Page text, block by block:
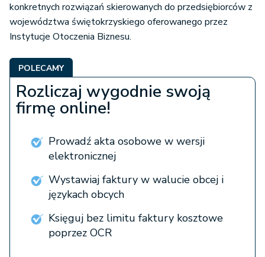
konkretnych rozwiązań skierowanych do przedsiębiorców z
województwa świętokrzyskiego oferowanego przez
Instytucje Otoczenia Biznesu.
POLECAMY
Rozliczaj wygodnie swoją
firmę online!
Prowadź akta osobowe w wersji
elektronicznej
Wystawiaj faktury w walucie obcej i
językach obcych
Księguj bez limitu faktury kosztowe
poprzez OCR